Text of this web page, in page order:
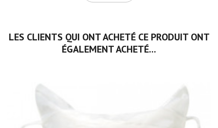
LES CLIENTS QUI ONT ACHETÉ CE PRODUIT ONT
ÉGALEMENT ACHETÉ...